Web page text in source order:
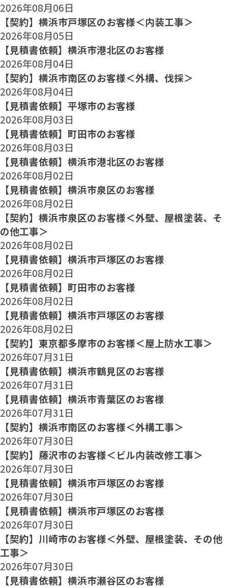
2026年08月06日
【契約】横浜市戸塚区のお客様＜内装工事＞
2026年08月05日
【見積書依頼】横浜市港北区のお客様
2026年08月04日
【契約】横浜市南区のお客様＜外構、伐採＞
2026年08月04日
【見積書依頼】平塚市のお客様
2026年08月03日
【見積書依頼】町田市のお客様
2026年08月03日
【見積書依頼】横浜市港北区のお客様
2026年08月02日
【見積書依頼】横浜市泉区のお客様
2026年08月02日
【契約】横浜市泉区のお客様＜外壁、屋根塗装、そ
の他工事＞
2026年08月02日
【見積書依頼】横浜市戸塚区のお客様
2026年08月02日
【見積書依頼】町田市のお客様
2026年08月02日
【見積書依頼】横浜市戸塚区のお客様
2026年08月02日
【契約】東京都多摩市のお客様＜屋上防水工事＞
2026年07月31日
【見積書依頼】横浜市鶴見区のお客様
2026年07月31日
【見積書依頼】横浜市青葉区のお客様
2026年07月31日
【契約】横浜市南区のお客様＜外構工事＞
2026年07月30日
【契約】藤沢市のお客様＜ビル内装改修工事＞
2026年07月30日
【見積書依頼】横浜市戸塚区のお客様
2026年07月30日
【見積書依頼】横浜市戸塚区のお客様
2026年07月30日
【契約】川崎市のお客様＜外壁、屋根塗装、その他
工事＞
2026年07月30日
【見積書依頼】横浜市瀬谷区のお客様